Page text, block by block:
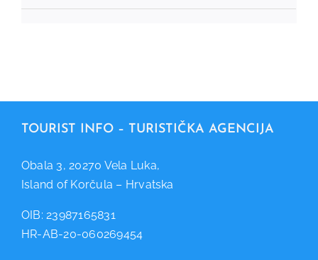
TOURIST INFO – TURISTIČKA AGENCIJA
Obala 3, 20270 Vela Luka,
Island of Korčula – Hrvatska
OIB: 23987165831
HR-AB-20-060269454